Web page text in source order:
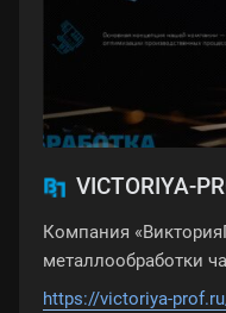
VICTORIYA-
Компания
металлообработки
https://victoriya-